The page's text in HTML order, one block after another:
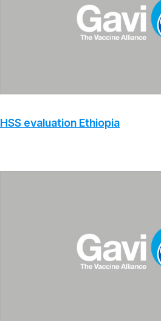
HSS evaluation Ethiopia